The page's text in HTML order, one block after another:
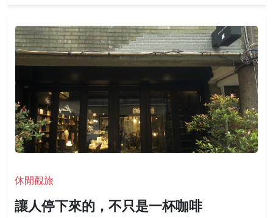
休閒觀旅
讓人停下來的，不只是一杯咖啡